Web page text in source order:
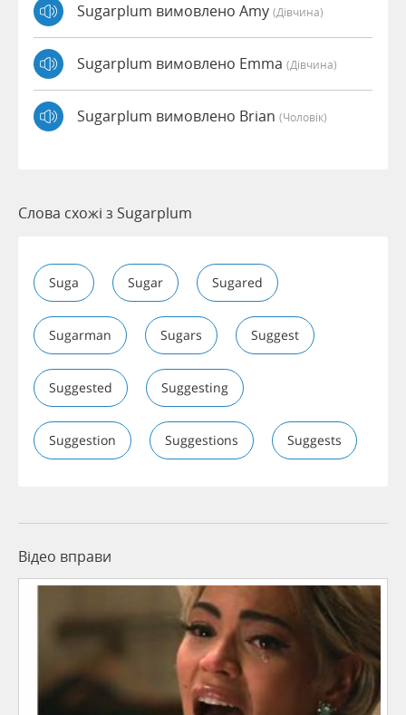
Sugarplum вимовлено Amy (дівчина)
Sugarplum вимовлено Emma (дівчина)
Sugarplum вимовлено Brian (чоловік)
Слова схожі з Sugarplum
Suga Sugar Sugared
Sugarman Sugars Suggest
Suggested Suggesting
Suggestion Suggestions Suggests
Відео вправи